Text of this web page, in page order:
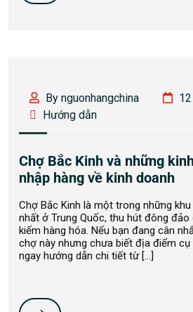
By nguonhangchina
Hướng dẫn
Chợ Bắc Kinh và những
nhập hàng về kinh doanh
Chợ Bắc Kinh là một trong những
nhất ở Trung Quốc, thu hút đông
kiếm hàng hóa. Nếu bạn đang cân
chợ này nhưng chưa biết địa điểm cụ
ngay hướng dẫn chi tiết từ […]